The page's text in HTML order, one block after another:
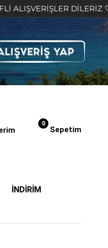
DİLERİZ 🤍
Sepetim
0
İNDİRİM